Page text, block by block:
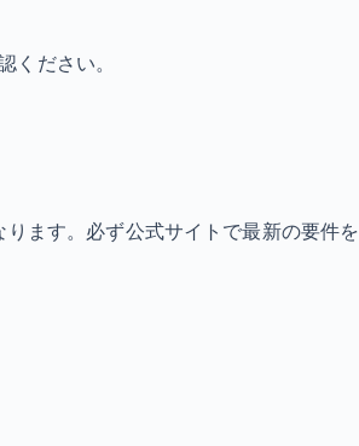
ください。
ます。必ず公式サイトで最新の要件を